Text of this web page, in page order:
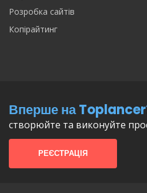
Розробка сайтів
Копірайтинг
Вперше на
створюйте та виконуйте
РЕЄСТРАЦІЯ